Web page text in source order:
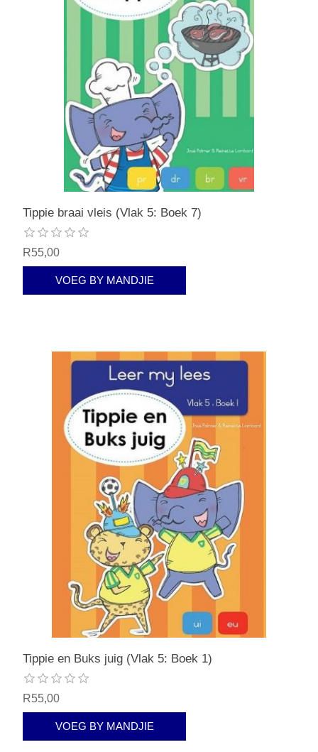
Tippie braai vleis (Vlak 5: Boek 7)
R55,00
VOEG BY MANDJIE
Tippie en Buks juig (Vlak 5: Boek 1)
R55,00
VOEG BY MANDJIE